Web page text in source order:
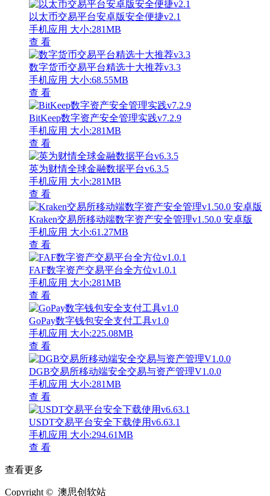
以太币交易平台安卓版安全便捷v2.1
手机应用 大小:281MB
查 看
数字货币交易平台精选十大推荐v3.3
手机应用 大小:68.55MB
查 看
BitKeep数字资产安全管理实践v7.2.9
手机应用 大小:281MB
查 看
英为财情全球金融数据平台v6.3.5
手机应用 大小:281MB
查 看
Kraken交易所移动端数字资产安全管理v1.50.0 安卓版
手机应用 大小:61.27MB
查 看
FAF数字资产交易平台全方位v1.0.1
手机应用 大小:281MB
查 看
GoPay数字钱包安全支付工具v1.0
手机应用 大小:225.08MB
查 看
DGB交易所移动端安全交易与资产管理V1.0.0
手机应用 大小:281MB
查 看
USDT交易平台安全下载使用v6.63.1
手机应用 大小:294.61MB
查 看
查看更多
Copyright © 澳思创软站